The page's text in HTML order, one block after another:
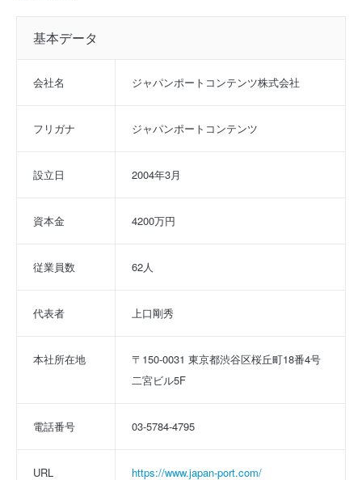
基本データ
会社名 ジャパンポートコンテンツ株式会社
フリガナ ジャパンポートコンテンツ
設立日 2004年3月
資本金 4200万円
従業員数 62人
代表者 上口剛秀
本社所在地
〒150-0031 東京都渋谷区桜丘町18番4号
二宮ビル5F
電話番号 03-5784-4795
URL https://www.japan-port.com/